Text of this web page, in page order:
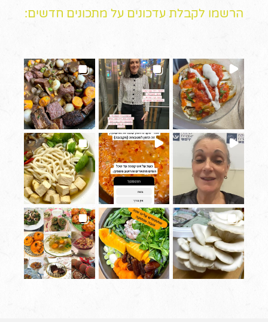
הרשמו לקבלת עדכונים על מתכונים חדשים: